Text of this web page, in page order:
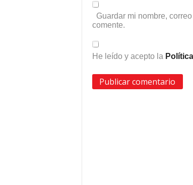
Guardar mi nombre,
comente.
He leído y acepto la